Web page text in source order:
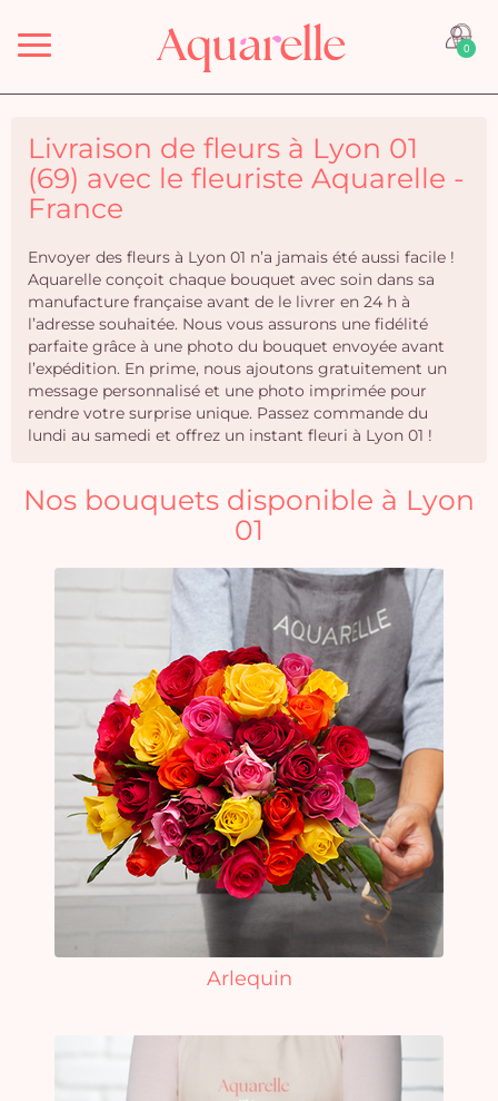
Menu 0
Livraison de fleurs à Lyon 01
(69) avec le fleuriste Aquarelle -
France
Envoyer des fleurs à Lyon 01 n’a jamais été aussi facile !
Aquarelle conçoit chaque bouquet avec soin dans sa
manufacture française avant de le livrer en 24 h à
l’adresse souhaitée. Nous vous assurons une fidélité
parfaite grâce à une photo du bouquet envoyée avant
l’expédition. En prime, nous ajoutons gratuitement un
message personnalisé et une photo imprimée pour
rendre votre surprise unique. Passez commande du
lundi au samedi et offrez un instant fleuri à Lyon 01 !
Nos bouquets disponible à Lyon
01
Arlequin